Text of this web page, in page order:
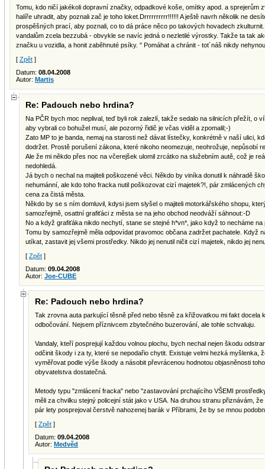
Tomu, kdo ničí jakékoli dopravní značky, odpadkové koše, omítky apod. a sprejerům
halíře uhradit, aby poznali zač je toho loket.Drrrrrrrrrr!!!!!! A ještě navrh několik ne
prospěšných prací, aby poznali, co to dá práce něco po takových hovadech
vandalům zcela bezzubá - obvykle se navíc jedná o nezletilé výrostky. Takže ta tak
značku u vozidla, a honit zaběhnuté psíky. " Pomáhat a chránit - tot´náš nikdy
[ Zpět ]
Datum: 08.04.2008
Autor: Martis
Re: Padouch nebo hrdina?
Na PČR bych moc neplival, teď byli rok zalezlí, takže sedalo na silnicích přežít, o
aby vybrali co bohužel musí, ale pozorný řidič je včas viděl a zpomalil;-)
Zato MP to je banda, nemaj na starosti než dávat lístečky, konkrétně v naší ulici,
dodržet. Prostě porušení zákona, které nikoho neomezuje, neohrožuje, nepůsobí
Ale že mi někdo přes noc na včerejšek ulomil zrcátko na služebním autě, což je
nedohledá.
Já bych o nechal na majiteli poškozené věci. Někdo by viníka donutil k náhradě
nehumánní, ale kdo toho fracka nutil poškozovat cizí majetek?!, pár zmlácených
cena za čistá města.
Někdo by se s ním domluvil, kdysi jsem slyšel o majiteli motorkářského shopu,
samozřejmě, osattní grafiťáci z města se na jeho obchod neodváží sáhnout:-D
No a když grafiťáka nikdo nechytí, stane se stejné h*vn*, jako když to necháme na
Tomu by samozřejmě měla odpovídat pravomoc občana zadržet pachatele. Když
utíkat, zastavit jej všemi prostředky. Nikdo jej nenutil ničit cizí majetek, nikdo jej
[ Zpět ]
Datum: 09.04.2008
Autor: Joe-CUBE
Re: Padouch nebo hrdina?
Tak zrovna auta parkující těsně před nebo těsně za křižovatkou mi fakt docela
odbočování. Nejsem příznivcem zbytečného buzerování, ale tohle schvaluju.
Vandaly, kteří posprejují každou volnou plochu, bych nechal nejen škodu
odčinit škody i za ty, které se nepodařio chytit. Existuje velmi hezká myšlenka,
vyměřovat podle výše škody a násobit převrácenou hodnotou objasněnosti
obyvatelstva dostatečná.
Metody typu "zmlácení fracka" nebo "zastavování prchajícího VŠEMI
měli za chvilku stejný policejní stát jako v USA. Na druhou stranu přiznávám,
pár lety posprejoval čerstvě nahozenej barák v Příbrami, že by se mnou
[ Zpět ]
Datum: 09.04.2008
Autor: Medvěd